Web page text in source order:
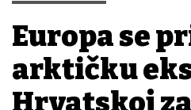
Europa se
arktičku